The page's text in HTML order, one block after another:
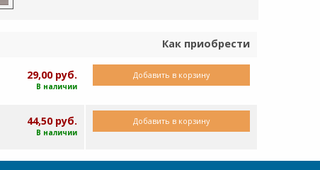
Как приобрести
29,00 руб.
В наличии
Добавить в корзину
44,50 руб.
В наличии
Добавить в корзину